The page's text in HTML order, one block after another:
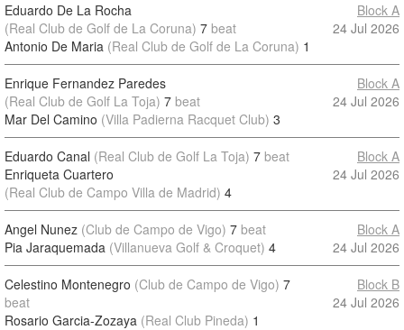
Eduardo De La Rocha
(Real Club de Golf de La Coruna) 7 beat
Antonio De Maria (Real Club de Golf de La Coruna) 1
Block A
24 Jul 2026
Enrique Fernandez Paredes
(Real Club de Golf La Toja) 7 beat
Mar Del Camino (Villa Padierna Racquet Club) 3
Block A
24 Jul 2026
Eduardo Canal (Real Club de Golf La Toja) 7 beat
Enriqueta Cuartero
(Real Club de Campo Villa de Madrid) 4
Block A
24 Jul 2026
Angel Nunez (Club de Campo de Vigo) 7 beat
Pia Jaraquemada (Villanueva Golf & Croquet) 4
Block A
24 Jul 2026
Celestino Montenegro (Club de Campo de Vigo) 7
beat
Rosario Garcia-Zozaya (Real Club Pineda) 1
Block B
24 Jul 2026